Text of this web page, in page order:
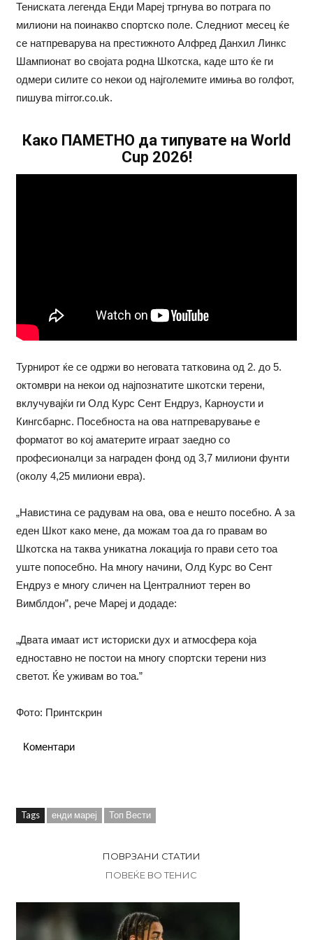
Тениската легенда Енди Мареј тргнува во потрага по
милиони на поинакво спортско поле. Следниот месец ќе
се натпреварува на престижното Алфред Данхил Линкс
Шампионат во својата родна Шкотска, каде што ќе ги
одмери силите со некои од најголемите имиња во голфот,
пишува mirror.co.uk.
Како ПАМЕТНО да типувате на World
Cup 2026!
Турнирот ќе се одржи во неговата татковина од 2. до 5.
октомври на некои од најпознатите шкотски терени,
вклучувајќи ги Олд Курс Сент Ендруз, Карноусти и
Кингсбарнс. Посебноста на ова натпреварување е
форматот во кој аматерите играат заедно со
професионалци за награден фонд од 3,7 милиони фунти
(околу 4,25 милиони евра).
„Навистина се радувам на ова, ова е нешто посебно. А за
еден Шкот како мене, да можам тоа да го правам во
Шкотска на таква уникатна локација го прави сето тоа
уште попосебно. На многу начини, Олд Курс во Сент
Ендруз е многу сличен на Централниот терен во
Вимблдон”, рече Мареј и додаде:
„Двата имаат ист историски дух и атмосфера која
едноставно не постои на многу спортски терени низ
светот. Ќе уживам во тоа.”
Фото: Принтскрин
Коментари
Tags енди мареј Топ Вести
ПОВРЗАНИ СТАТИИ
ПОВЕЌЕ ВО ТЕНИС